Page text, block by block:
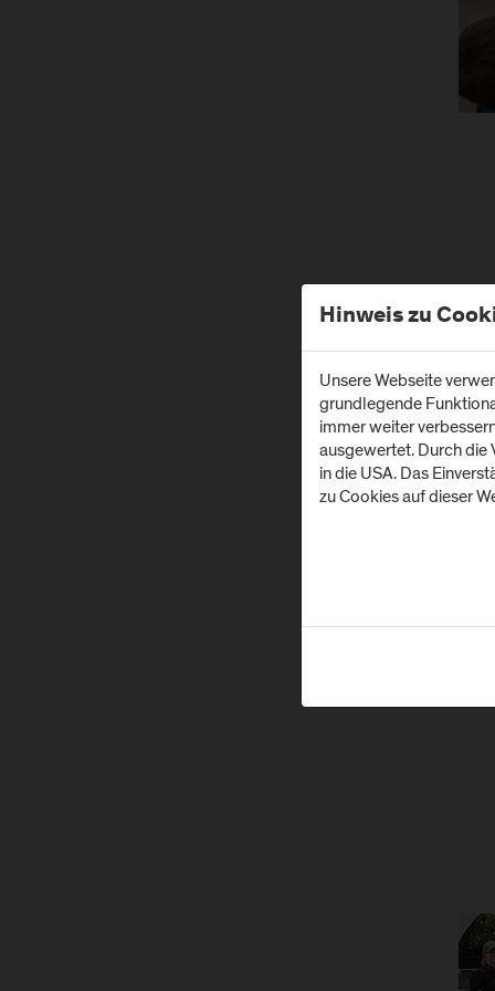
Hinweis zu
Unsere Webseite
grundlegende
immer weiter
ausgewertet. Durch die
in die USA. Das
zu Cookies auf dieser